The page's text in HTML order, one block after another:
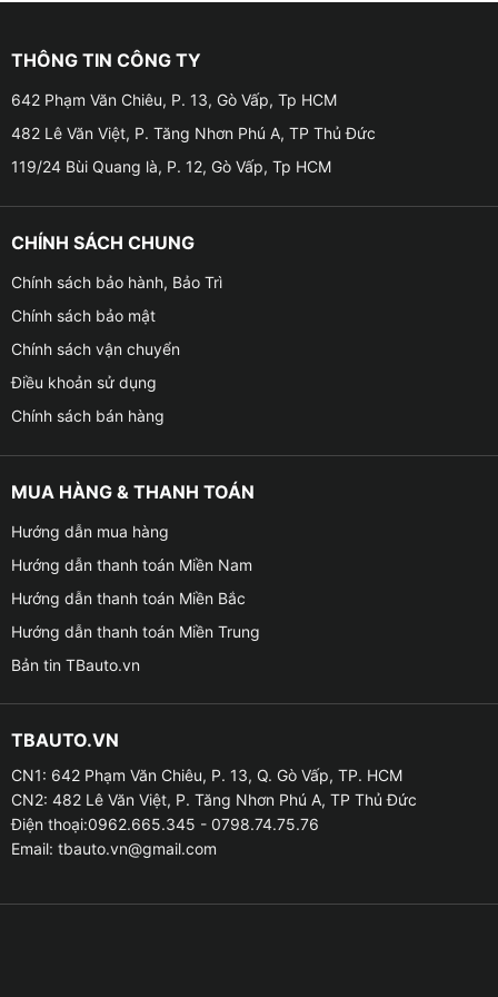
✦ 3 lớp tản nhiệt với đế hợp kim titan: Giúp bảo vệ linh
kiện và duy trì hiệu suất hoạt động ổn định ngay cả
trong điều kiện sử dụng khắc nghiệt.
Tính năng nổi bật của màn hình Zestech ZX ADAS+
Bản Giới Hạn Camera 360
– Màn hình Zestech ZX ADAS+ Bản Giới Hạn sở hữu
thiết kế hiện đại, tinh tế với viền màn hình mỏng, mang
Màn hình sở hữu giao diện thân thiện, trực quan, giúp
bạn dễ dàng sử dụng.
– ZX ADAS+ Bản Giới Hạn không chỉ cung cấp giao
THÔNG TIN CÔNG TY
642 Phạm Văn Chiêu, P. 13, Gò Vấp, Tp HCM
482 Lê Văn Việt, P. Tăng Nhơn Phú A, TP Thủ Đức
119/24 Bùi Quang là, P. 12, Gò Vấp, Tp HCM
CHÍNH SÁCH CHUNG
Chính sách bảo hành, Bảo Trì
Chính sách bảo mật
Chính sách vận chuyển
Điều khoản sử dụng
Chính sách bán hàng
MUA HÀNG & THANH TOÁN
Hướng dẫn mua hàng
Hướng dẫn thanh toán Miền Nam
Hướng dẫn thanh toán Miền Bắc
Hướng dẫn thanh toán Miền Trung
Bản tin TBauto.vn
TBAUTO.VN
CN1: 642 Phạm Văn Chiêu, P. 13, Q. Gò Vấp, TP. HCM
CN2: 482 Lê Văn Việt, P. Tăng Nhơn Phú A, TP Thủ Đức
Điện thoại:0962.665.345 - 0798.74.75.76
Email: tbauto.vn@gmail.com